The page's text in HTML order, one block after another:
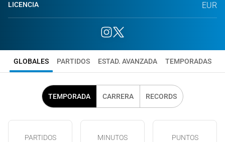
LICENCIA EUR
GLOBALES PARTIDOS ESTAD. AVANZADA TEMPORADAS
TEMPORADA CARRERA RECORDS
PARTIDOS MINUTOS PUNTOS